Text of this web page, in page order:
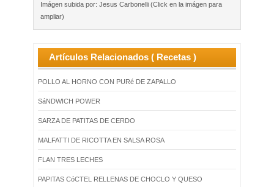
Imágen subida por: Jesus Carbonelli (Click en la imágen para
ampliar)
Artículos Relacionados ( Recetas )
POLLO AL HORNO CON PURé DE ZAPALLO
SáNDWICH POWER
SARZA DE PATITAS DE CERDO
MALFATTI DE RICOTTA EN SALSA ROSA
FLAN TRES LECHES
PAPITAS CóCTEL RELLENAS DE CHOCLO Y QUESO